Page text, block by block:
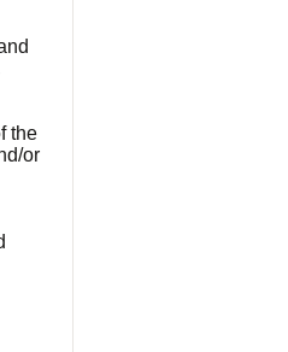
the
or